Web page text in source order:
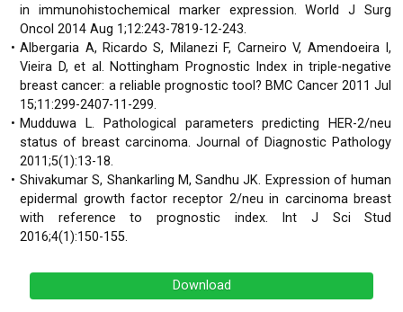
in immunohistochemical marker expression. World J Surg
Oncol 2014 Aug 1;12:243-7819-12-243.
Albergaria A, Ricardo S, Milanezi F, Carneiro V, Amendoeira I,
Vieira D, et al. Nottingham Prognostic Index in triple-negative
breast cancer: a reliable prognostic tool? BMC Cancer 2011 Jul
15;11:299-2407-11-299.
Mudduwa L. Pathological parameters predicting HER-2/neu
status of breast carcinoma. Journal of Diagnostic Pathology
2011;5(1):13-18.
Shivakumar S, Shankarling M, Sandhu JK. Expression of human
epidermal growth factor receptor 2/neu in carcinoma breast
with reference to prognostic index. Int J Sci Stud
2016;4(1):150-155.
Download